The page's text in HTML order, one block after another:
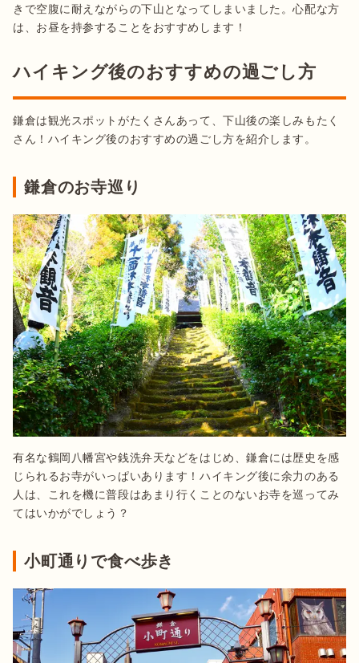
きで空腹に耐えながらの下山となってしまいました。心配な方
は、お昼を持参することをおすすめします！
ハイキング後のおすすめの過ごし方
鎌倉は観光スポットがたくさんあって、下山後の楽しみもたく
さん！ハイキング後のおすすめの過ごし方を紹介します。
鎌倉のお寺巡り
有名な鶴岡八幡宮や銭洗弁天などをはじめ、鎌倉には歴史を感
じられるお寺がいっぱいあります！ハイキング後に余力のある
人は、これを機に普段はあまり行くことのないお寺を巡ってみ
てはいかがでしょう？
小町通りで食べ歩き